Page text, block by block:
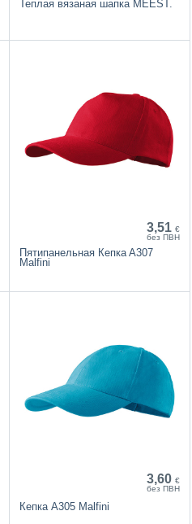
Теплая вязаная шапка MEEST.
3,51 €
без ПВН
Пятипанельная Кепкa A307
Malfini
3,60 €
без ПВН
Кепка A305 Malfini